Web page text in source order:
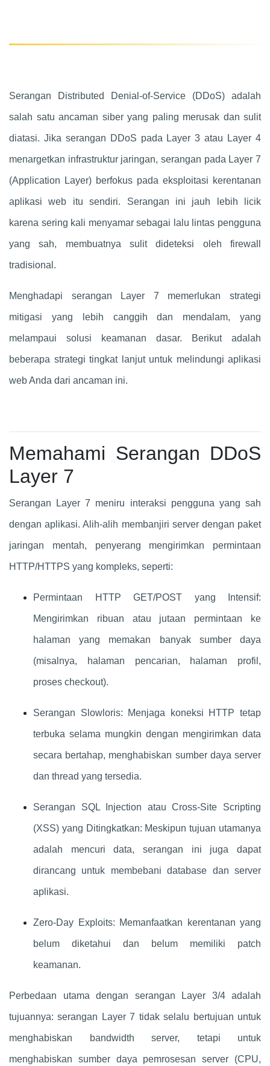
Serangan Distributed Denial-of-Service (DDoS) adalah
salah satu ancaman siber yang paling merusak dan sulit
diatasi. Jika serangan DDoS pada Layer 3 atau Layer 4
menargetkan infrastruktur jaringan, serangan pada Layer 7
(Application Layer) berfokus pada eksploitasi kerentanan
aplikasi web itu sendiri. Serangan ini jauh lebih licik
karena sering kali menyamar sebagai lalu lintas pengguna
yang sah, membuatnya sulit dideteksi oleh firewall
tradisional.
Menghadapi serangan Layer 7 memerlukan strategi
mitigasi yang lebih canggih dan mendalam, yang
melampaui solusi keamanan dasar. Berikut adalah
beberapa strategi tingkat lanjut untuk melindungi aplikasi
web Anda dari ancaman ini.
Memahami Serangan DDoS
Layer 7
Serangan Layer 7 meniru interaksi pengguna yang sah
dengan aplikasi. Alih-alih membanjiri server dengan paket
jaringan mentah, penyerang mengirimkan permintaan
HTTP/HTTPS yang kompleks, seperti:
Permintaan HTTP GET/POST yang Intensif:
Mengirimkan ribuan atau jutaan permintaan ke
halaman yang memakan banyak sumber daya
(misalnya, halaman pencarian, halaman profil,
proses checkout).
Serangan Slowloris: Menjaga koneksi HTTP tetap
terbuka selama mungkin dengan mengirimkan data
secara bertahap, menghabiskan sumber daya server
dan thread yang tersedia.
Serangan SQL Injection atau Cross-Site Scripting
(XSS) yang Ditingkatkan: Meskipun tujuan utamanya
adalah mencuri data, serangan ini juga dapat
dirancang untuk membebani database dan server
aplikasi.
Zero-Day Exploits: Memanfaatkan kerentanan yang
belum diketahui dan belum memiliki patch
keamanan.
Perbedaan utama dengan serangan Layer 3/4 adalah
tujuannya: serangan Layer 7 tidak selalu bertujuan untuk
menghabiskan bandwidth server, tetapi untuk
menghabiskan sumber daya pemrosesan server (CPU,